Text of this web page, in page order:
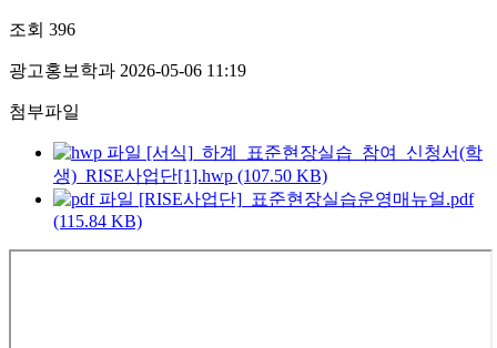
조회 396
광고홍보학과 2026-05-06 11:19
첨부파일
[서식]_하계_표준현장실습_참여_신청서(학
생)_RISE사업단[1].hwp (107.50 KB)
[RISE사업단]_표준현장실습운영매뉴얼.pdf
(115.84 KB)